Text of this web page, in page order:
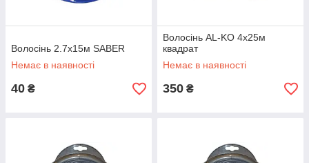
Волосінь 2.7х15м SABER
Немає в наявності
40 ₴
Волосінь AL-KO 4х25м
квадрат
Немає в наявності
350 ₴